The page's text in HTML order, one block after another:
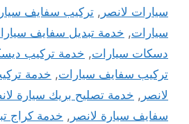
سيارات لانصر , تركيب سفايف
سيارات, خدمة تبديل سفايف
دسكات سيارات, خدمة تركيب
تركيب سفايف سيارات, خدمة
لانصر , خدمة تصليح بريك سيارة
سفايف سيارة لانصر , خدمة كراج